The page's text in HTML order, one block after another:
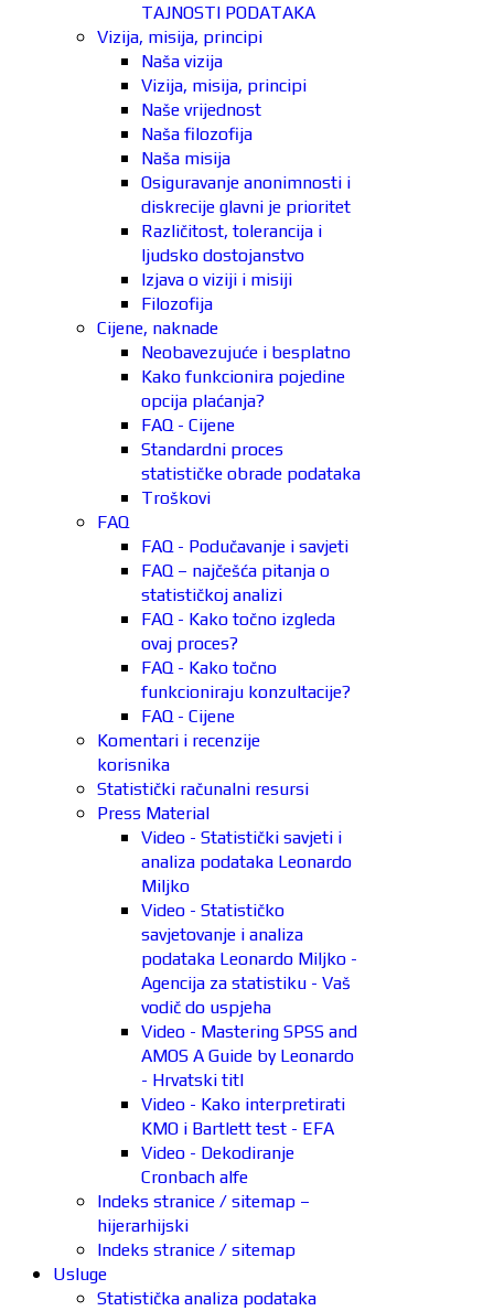
TAJNOSTI PODATAKA
Vizija, misija, principi
Naša vizija
Vizija, misija, principi
Naše vrijednost
Naša filozofija
Naša misija
Osiguravanje anonimnosti i
diskrecije glavni je prioritet
Različitost, tolerancija i
ljudsko dostojanstvo
Izjava o viziji i misiji
Filozofija
Cijene, naknade
Neobavezujuće i besplatno
Kako funkcionira pojedine
opcija plaćanja?
FAQ - Cijene
Standardni proces
statističke obrade podataka
Troškovi
FAQ
FAQ - Podučavanje i savjeti
FAQ – najčešća pitanja o
statističkoj analizi
FAQ - Kako točno izgleda
ovaj proces?
FAQ - Kako točno
funkcioniraju konzultacije?
FAQ - Cijene
Komentari i recenzije
korisnika
Statistički računalni resursi
Press Material
Video - Statistički savjeti i
analiza podataka Leonardo
Miljko
Video - Statističko
savjetovanje i analiza
podataka Leonardo Miljko -
Agencija za statistiku - Vaš
vodič do uspjeha
Video - Mastering SPSS and
AMOS A Guide by Leonardo
- Hrvatski titl
Video - Kako interpretirati
KMO i Bartlett test - EFA
Video - Dekodiranje
Cronbach alfe
Indeks stranice / sitemap –
hijerarhijski
Indeks stranice / sitemap
Usluge
Statistička analiza podataka